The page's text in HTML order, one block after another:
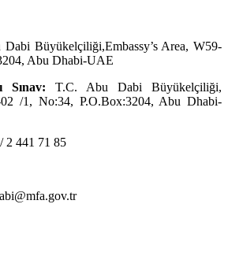
Büyükelçiliği,Embassy’s Area, W59-
Abu Dhabi-UAE
Sınav: T.C. Abu Dabi Büyükelçiliği,
02 /1, No:34, P.O.Box:3204, Abu Dhabi-
2 441 71 85